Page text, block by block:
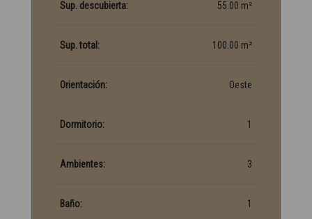
Sup. descubierta: 55.00 m²
Sup. total: 100.00 m²
Orientación: Oeste
Dormitorio: 1
Ambientes: 3
Baño: 1